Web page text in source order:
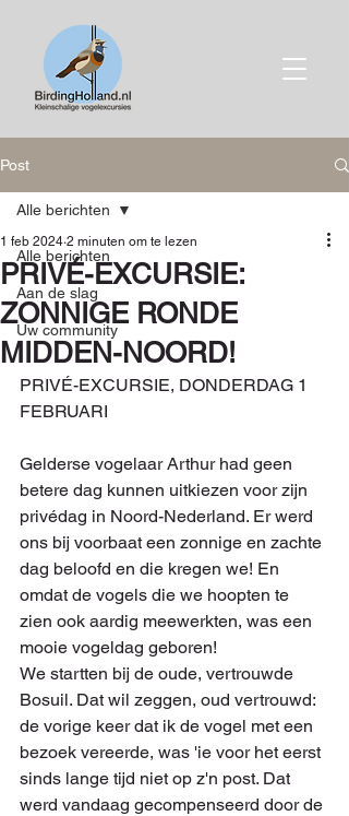
Post
Alle berichten
Aan de slag
Uw community
Alle berichten
PRIVÉ-EXCURSIE:
ZONNIGE RONDE
MIDDEN-NOORD!
1 feb 2024 2 minuten om te lezen
PRIVÉ-EXCURSIE, DONDERDAG 1
FEBRUARI
Gelderse vogelaar Arthur had geen
betere dag kunnen uitkiezen voor zijn
privédag in Noord-Nederland. Er werd
ons bij voorbaat een zonnige en zachte
dag beloofd en die kregen we! En
omdat de vogels die we hoopten te
zien ook aardig meewerkten, was een
mooie vogeldag geboren!
We startten bij de oude, vertrouwde
Bosuil. Dat wil zeggen, oud vertrouwd:
de vorige keer dat ik de vogel met een
bezoek vereerde, was 'ie voor het eerst
sinds lange tijd niet op z'n post. Dat
werd vandaag gecompenseerd door de